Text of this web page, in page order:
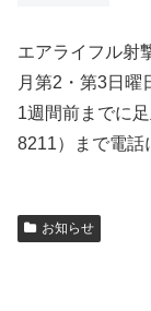
エアライフル射
月第2・第3日曜
1週間前までに
8211）まで電話
お知らせ